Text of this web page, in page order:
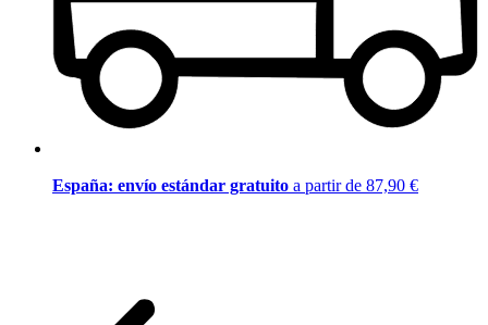
España: envío estándar gratuito a partir de 87,90 €